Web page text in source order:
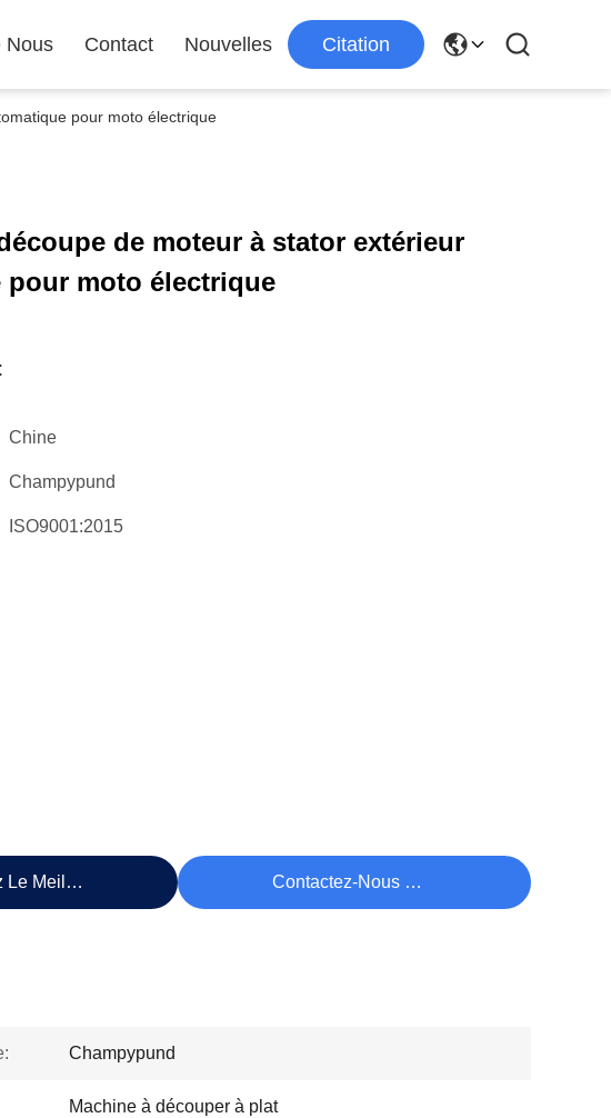
Nous Contact Nouvelles Citation
pour moto électrique
de moteur à stator extérieur
pour moto électrique
Chine
Champypund
ISO9001:2015
Le Meilleur Prix Contactez-Nous Maintenant
Champypund
Machine à découper à plat